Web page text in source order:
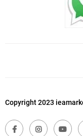
Copyright 2023